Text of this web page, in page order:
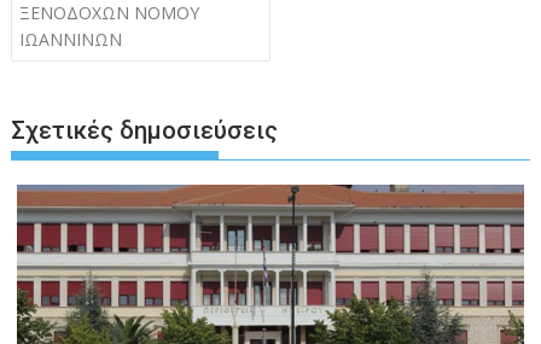
ΞΕΝΟΔΟΧΩΝ ΝΟΜΟΥ
ΙΩΑΝΝΙΝΩΝ
Σχετικές δημοσιεύσεις